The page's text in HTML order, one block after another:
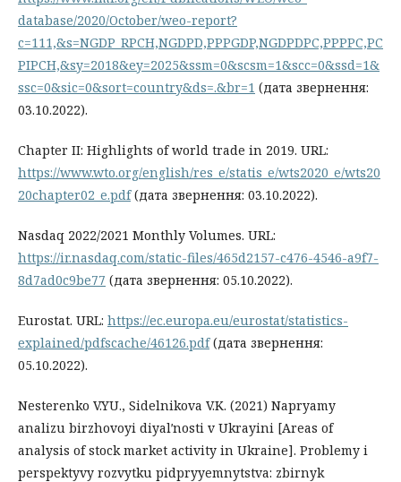
database/2020/October/weo-report?
c=111,&s=NGDP_RPCH,NGDPD,PPPGDP,NGDPDPC,PPPPC,PC
PIPCH,&sy=2018&ey=2025&ssm=0&scsm=1&scc=0&ssd=1&
ssc=0&sic=0&sort=country&ds=.&br=1 (дата звернення:
03.10.2022).
Chapter II: Highlights of world trade in 2019. URL:
https://www.wto.org/english/res_e/statis_e/wts2020_e/wts20
20chapter02_e.pdf(дата звернення: 03.10.2022).
Nasdaq 2022/2021 Monthly Volumes. URL:
https://ir.nasdaq.com/static-files/465d2157-c476-4546-a9f7-
8d7ad0c9be77 (дата звернення: 05.10.2022).
Eurostat. URL: https://ec.europa.eu/eurostat/statistics-
explained/pdfscache/46126.pdf(дата звернення:
05.10.2022).
Nesterenko V.YU., Sidelnikova V.K. (2021) Napryamy
analizu birzhovoyi diyalʹnosti v Ukrayini [Areas of
analysis of stock market activity in Ukraine]. Problemy i
perspektyvy rozvytku pidpryyemnytstva: zbirnyk